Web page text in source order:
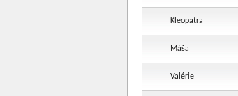
Kleopatra
Máša
Valérie